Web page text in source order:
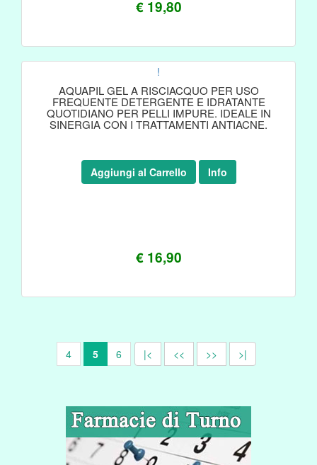
€ 19,80
!
AQUAPIL GEL A RISCIACQUO PER USO
FREQUENTE DETERGENTE E IDRATANTE
QUOTIDIANO PER PELLI IMPURE. IDEALE IN
SINERGIA CON I TRATTAMENTI ANTIACNE.
€ 16,90
Aggiungi al Carrello Info
|< <<
4 5 6 >> >|